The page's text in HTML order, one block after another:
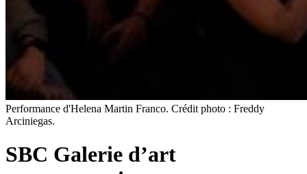
Performance d'Helena Martin Franco. Crédit photo : Freddy
Arciniegas.
SBC Galerie d’art